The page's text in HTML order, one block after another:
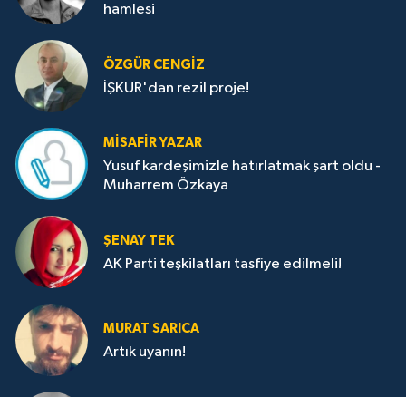
hamlesi
ÖZGÜR CENGIZ
İŞKUR'dan rezil proje!
MISAFIR YAZAR
Yusuf kardeşimizle hatırlatmak şart oldu -
Muharrem Özkaya
ŞENAY TEK
AK Parti teşkilatları tasfiye edilmeli!
MURAT SARICA
Artık uyanın!